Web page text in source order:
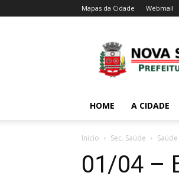
Mapas da Cidade Webmail
HOME A CIDADE
Inicio Sec. Saúde Saúde
01/04 –